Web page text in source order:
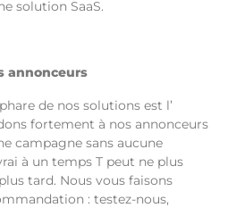
solution SaaS.
annonceurs
de nos solutions est l’
fortement à nos annonceurs
campagne sans aucune
à un temps T peut ne plus
tard. Nous vous faisons
: testez-nous,